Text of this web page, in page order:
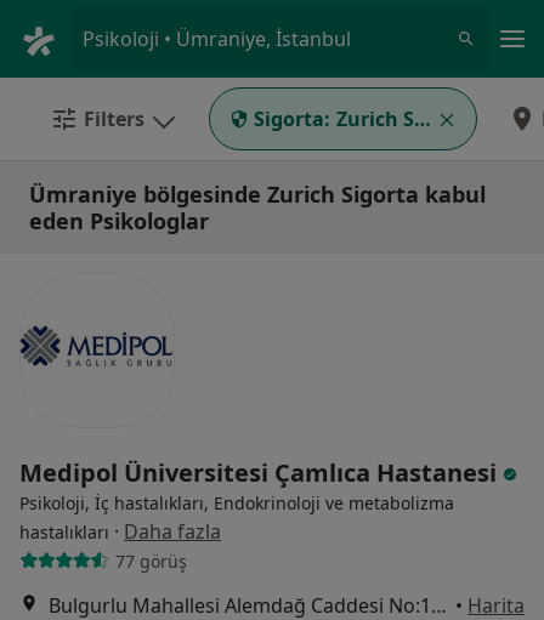
Psikoloji • Ümraniye, İstanbul
Filters Sigorta: Zurich Sigorta
Ümraniye bölgesinde Zurich Sigorta kabul
eden Psikologlar
Medipol Üniversitesi Çamlıca Hastanesi
Psikoloji, İç hastalıkları, Endokrinoloji ve metabolizma
hastalıkları · Daha fazla
77 görüş
Bulgurlu Mahallesi Alemdağ Caddesi No:100, Üsküdar • Harita